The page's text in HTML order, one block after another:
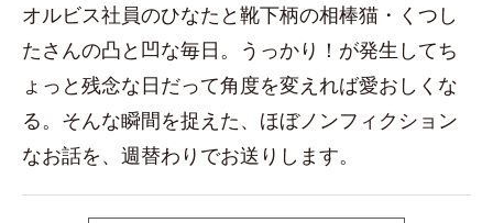
オルビス社員のひなたと靴下柄の相棒猫・くつし
たさんの凸と凹な毎日。うっかり！が発生してち
ょっと残念な日だって角度を変えれば愛おしくな
る。そんな瞬間を捉えた、ほぼノンフィクション
なお話を、週替わりでお送りします。